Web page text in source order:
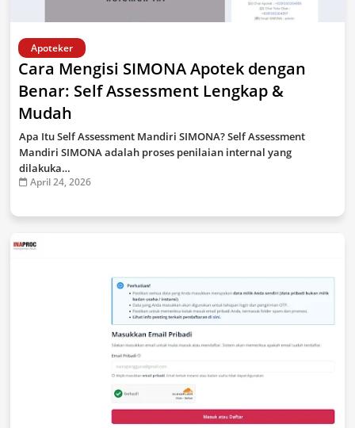
Apoteker
Cara Mengisi SIMONA Apotek dengan
Benar: Self Assessment Lengkap &
Mudah
Apa Itu Self Assessment Mandiri SIMONA? Self Assessment
Mandiri SIMONA adalah proses penilaian internal yang
dilakuka…
April 24, 2026